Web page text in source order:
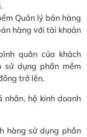
Quản lý bán hàng
hàng với tài khoản
quân của khách
dụng phần mềm
trở lên.
nhân, hộ kinh doanh
hàng sử dụng phần